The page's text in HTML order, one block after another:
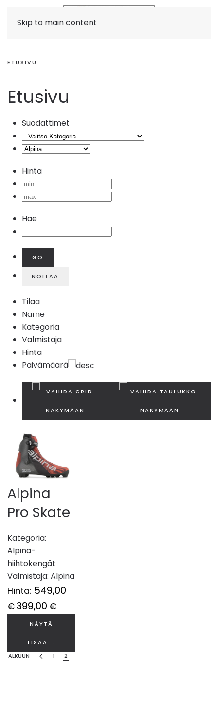
Skip to main content
ETUSIVU
Etusivu
Suodattimet
Hinta
Hae
Tilaa
Name
Kategoria
Valmistaja
Hinta
Päivämäärä
Alpina
Pro Skate
Kategoria:
Alpina-
hiihtokengät
Valmistaja: Alpina
Hinta: 549,00
€399,00 €
NÄYTÄ
LISÄÄ...
ALKUUN
1 2